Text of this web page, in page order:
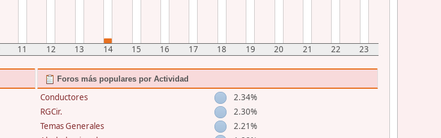
11 12 13 14 15 16 17 18 19 20 21 22 23
Foros más populares por Actividad
Conductores
2.34%
RGCir.
2.30%
Temas Generales
2.21%